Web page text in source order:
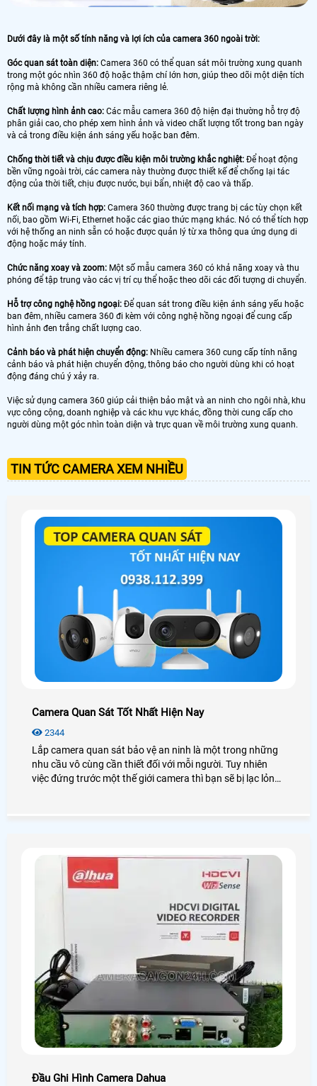
Dưới đây là một số tính năng và lợi ích của camera 360 ngoài trời:
Góc quan sát toàn diện: Camera 360 có thể quan sát môi trường xung quanh
trong một góc nhìn 360 độ hoặc thậm chí lớn hơn, giúp theo dõi một diện tích
rộng mà không cần nhiều camera riêng lẻ.
Chất lượng hình ảnh cao: Các mẫu camera 360 độ hiện đại thường hỗ trợ độ
phân giải cao, cho phép xem hình ảnh và video chất lượng tốt trong ban ngày
và cả trong điều kiện ánh sáng yếu hoặc ban đêm.
Chống thời tiết và chịu được điều kiện môi trường khắc nghiệt: Để hoạt động
bền vững ngoài trời, các camera này thường được thiết kế để chống lại tác
động của thời tiết, chịu được nước, bụi bẩn, nhiệt độ cao và thấp.
Kết nối mạng và tích hợp: Camera 360 thường được trang bị các tùy chọn kết
nối, bao gồm Wi-Fi, Ethernet hoặc các giao thức mạng khác. Nó có thể tích hợp
với hệ thống an ninh sẵn có hoặc được quản lý từ xa thông qua ứng dụng di
động hoặc máy tính.
Chức năng xoay và zoom: Một số mẫu camera 360 có khả năng xoay và thu
phóng để tập trung vào các vị trí cụ thể hoặc theo dõi các đối tượng di chuyển.
Hỗ trợ công nghệ hồng ngoại: Để quan sát trong điều kiện ánh sáng yếu hoặc
ban đêm, nhiều camera 360 đi kèm với công nghệ hồng ngoại để cung cấp
hình ảnh đen trắng chất lượng cao.
Cảnh báo và phát hiện chuyển động: Nhiều camera 360 cung cấp tính năng
cảnh báo và phát hiện chuyển động, thông báo cho người dùng khi có hoạt
động đáng chú ý xảy ra.
Việc sử dụng camera 360 giúp cải thiện bảo mật và an ninh cho ngôi nhà, khu
vực công cộng, doanh nghiệp và các khu vực khác, đồng thời cung cấp cho
người dùng một góc nhìn toàn diện và trực quan về môi trường xung quanh.
TIN TỨC CAMERA XEM NHIỀU
Camera Quan Sát Tốt Nhất Hiện Nay
2344
Lắp camera quan sát bảo vệ an ninh là một trong những
nhu cầu vô cùng cần thiết đối với mỗi người. Tuy nhiên
việc đứng trước một thế giới camera thì bạn sẽ bị lạc lỏng,
Đầu Ghi Hình Camera Dahua